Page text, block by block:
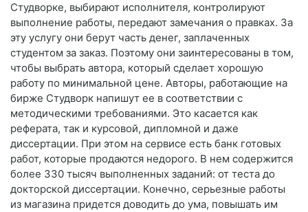
Студворке, выбирают исполнителя, контролируют
выполнение работы, передают замечания о правках. За
эту услугу они берут часть денег, заплаченных
студентом за заказ. Поэтому они заинтересованы в том,
чтобы выбрать автора, который сделает хорошую
работу по минимальной цене. Авторы, работающие на
бирже Студворк напишут ее в соответствии с
методическими требованиями. Это касается как
реферата, так и курсовой, дипломной и даже
диссертации. При этом на сервисе есть банк готовых
работ, которые продаются недорого. В нем содержится
более 330 тысяч выполненных заданий: от теста до
докторской диссертации. Конечно, серьезные работы
из магазина придется доводить до ума, повышать им